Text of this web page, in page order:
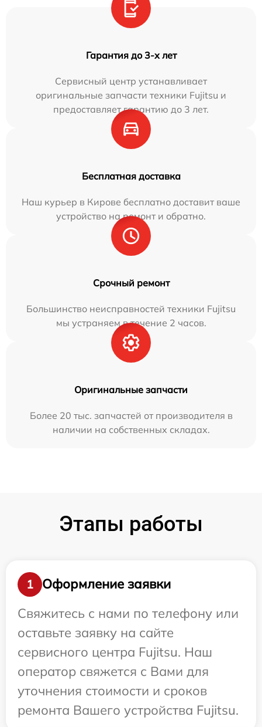
Гарантия до 3-х лет
Сервисный центр устанавливает
оригинальные запчасти техники Fujitsu и
предоставляет гарантию до 3 лет.
Бесплатная доставка
Наш курьер в Кирове бесплатно доставит ваше
устройство на ремонт и обратно.
Срочный ремонт
Большинство неисправностей техники Fujitsu
мы устраняем в течение 2 часов.
Оригинальные запчасти
Более 20 тыс. запчастей от производителя в
наличии на собственных складах.
Этапы работы
1
Оформление заявки
Свяжитесь с нами по телефону или
оставьте заявку на сайте
сервисного центра Fujitsu. Наш
оператор свяжется с Вами для
уточнения стоимости и сроков
ремонта Вашего устройства Fujitsu.